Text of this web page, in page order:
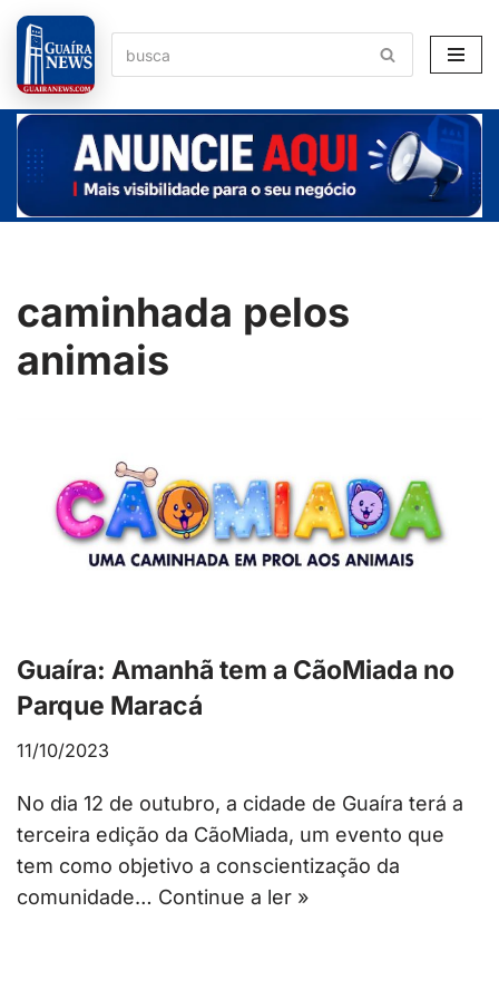
Pular
para
o
conteúdo
caminhada pelos
animais
Guaíra: Amanhã tem a CãoMiada no
Parque Maracá
11/10/2023
No dia 12 de outubro, a cidade de Guaíra terá a
terceira edição da CãoMiada, um evento que
tem como objetivo a conscientização da
comunidade… Continue a ler »